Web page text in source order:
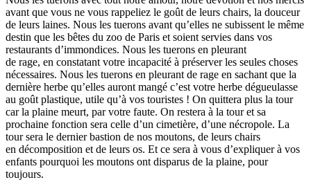
avant que vous ne vous rappeliez le goût de leurs chairs, la douceur
de leurs laines. Nous les tuerons avant qu’elles ne subissent le même
destin que les bêtes du zoo de Paris et soient servies dans vos
restaurants d’immondices. Nous les tuerons en pleurant
de rage, en constatant votre incapacité à préserver les seules choses
nécessaires. Nous les tuerons en pleurant de rage en sachant que la
dernière herbe qu’elles auront mangé c’est votre herbe dégueulasse
au goût plastique, utile qu’à vos touristes ! On quittera plus la tour
car la plaine meurt, par votre faute. On restera à la tour et sa
prochaine fonction sera celle d’un cimetière, d’une nécropole. La
tour sera le dernier bastion de nos moutons, de leurs chairs
en décomposition et de leurs os. Et ce sera à vous d’expliquer à vos
enfants pourquoi les moutons ont disparus de la plaine, pour
toujours.